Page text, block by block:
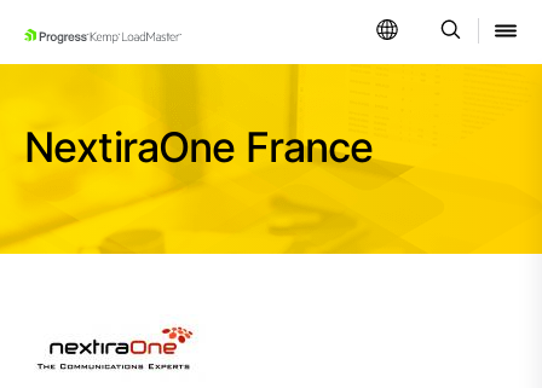
SKIP NAVIGATION
NextiraOne France